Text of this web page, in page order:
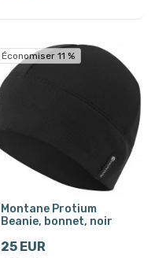
Économiser 11 %
Montane Protium
Beanie, bonnet, noir
25 EUR